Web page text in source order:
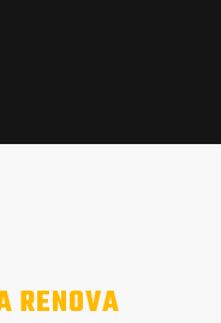
RENOVA